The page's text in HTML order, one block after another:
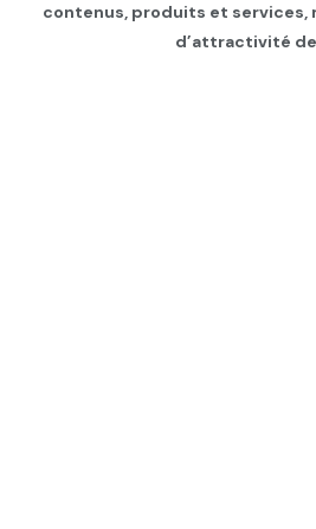
contenus, produits et services,
d’attractivité